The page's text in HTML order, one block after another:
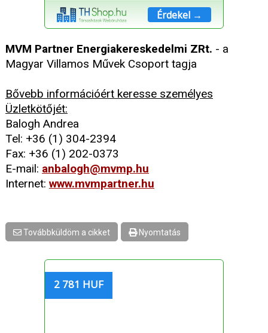
Érdekel →
MVM Partner Energiakereskedelmi ZRt. - a
Magyar Villamos Művek Csoport tagja
Bővebb információért keresse személyes
Üzletkötőjét:
Balogh Andrea
Tel: +36 (1) 304-2394
Fax: +36 (1) 202-0373
E-mail: anbalogh@mvmp.hu
Internet: www.mvmpartner.hu
Továbbküldöm a cikket Nyomtatás
2 781 HUF